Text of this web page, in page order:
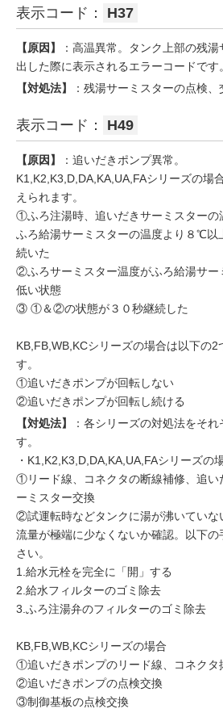
表示コード： H37
【原因】
：高温異常。タンク上部の残
出した際に表示されるエラーコードです。
【対処法】
：残湯サーミスターの点検、
表示コード： H49
【原因】
：追いだきポンプ異常。
K1,K2,K3,D,DA,KA,UA,FAシリーズの場
えられます。
①ふろ注湯時、追いだきサーミスターの
ふろ給湯サーミスターの温度より８℃以
続いた
②ふろサーミスター温度がふろ給湯サ
低い状態
③ ①＆②の状態が３０秒継続した
KB,FB,WB,KCシリーズの場合は以下の2
す。
①追いだきポンプが回転しない
②追いだきポンプが回転し続ける
【対処法】
：各シリーズの対処法をそ
す。
・K1,K2,K3,D,DA,KA,UA,FAシリーズの
①リード線、コネクタの断線補修、追い
ーミスター交換
②試運転時などタンクに湯が沸いていな
流量が極端に少なくないか確認。以下
さい。
1.給水元栓を完全に「開」する
2.給水フィルターのゴミ除去
3.ふろ注湯弁のフィルターのゴミ除去
KB,FB,WB,KCシリーズの場合
①追いだきポンプのリード線、コネクタ
②追いだきポンプの点検交換
③制御基板の点検交換